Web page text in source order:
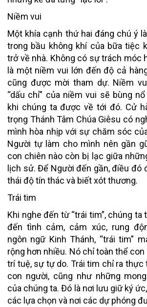
Niềm vui
Một khía cạnh thứ hai đáng chú ý
trong bầu không khí của bữa tiệc
trở về nhà. Không có sự trách móc
là một niềm vui lớn đến độ cả
cũng được mời tham dự. Niềm
“dấu chỉ” của niềm vui sẽ bùng
khi chúng ta được về tới đó. Cử
trọng Thánh Tâm Chúa Giêsu có
mình hòa nhịp với sự chăm sóc
Người tự làm cho mình nên gần
con chiên nào còn bị lạc giữa
lịch sử. Để Người đến gần, điều đó
thái độ tín thác và biết xót thương.
Trái tim
Khi nghe đến từ “trái tim”, chúng ta
đến tình cảm, cảm xúc, rung
ngôn ngữ Kinh Thánh, “trái tim”
rộng hơn nhiều. Nó chỉ toàn thể
trí tuệ, sự tự do. Trái tim chỉ ra thực
con người, cũng như những
của chúng ta. Đó là nơi lưu giữ ký
các lựa chọn và nơi các dự phóng